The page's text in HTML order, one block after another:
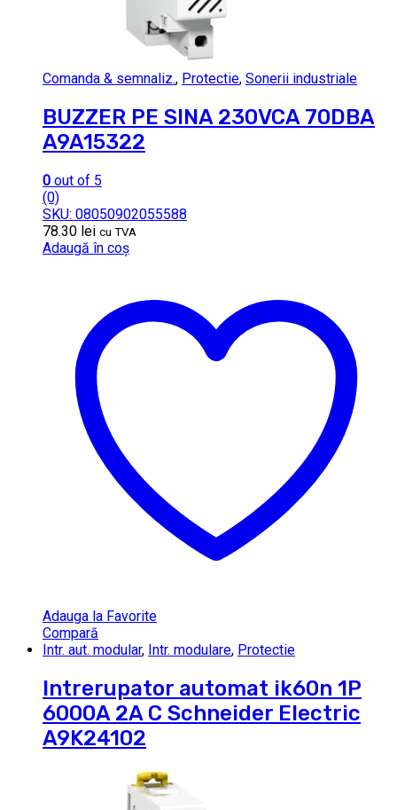
Comanda & semnaliz., Protectie, Sonerii industriale
BUZZER PE SINA 230VCA 70DBA
A9A15322
0 out of 5
(0)
SKU: 08050902055588
78.30 lei cu TVA
Adaugă în coș
Adauga la Favorite
Compară
Intr. aut. modular, Intr. modulare, Protectie
Intrerupator automat ik60n 1P
6000A 2A C Schneider Electric
A9K24102